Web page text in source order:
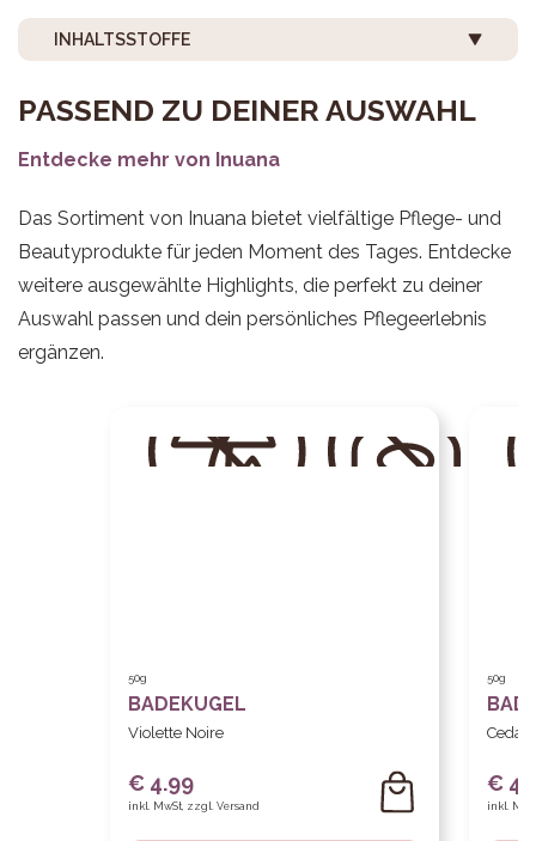
INHALTSSTOFFE
PASSEND ZU DEINER AUSWAHL
Entdecke mehr von Inuana
Das Sortiment von Inuana bietet vielfältige Pflege- und
Beautyprodukte für jeden Moment des Tages. Entdecke
weitere ausgewählte Highlights, die perfekt zu deiner
Auswahl passen und dein persönliches Pflegeerlebnis
ergänzen.
50g
BADEKUGEL
Violette Noire
€ 4.99
inkl. MwSt, zzgl. Versand
50g
€
inkl.